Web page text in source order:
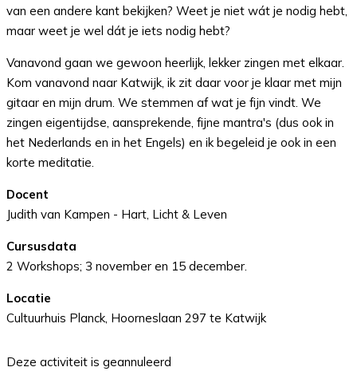
van een andere kant bekijken? Weet je niet wát je nodig hebt,
maar weet je wel dát je iets nodig hebt?
Vanavond gaan we gewoon heerlijk, lekker zingen met elkaar.
Kom vanavond naar Katwijk, ik zit daar voor je klaar met mijn
gitaar en mijn drum. We stemmen af wat je fijn vindt. We
zingen eigentijdse, aansprekende, fijne mantra's (dus ook in
het Nederlands en in het Engels) en ik begeleid je ook in een
korte meditatie.
Docent
Judith van Kampen - Hart, Licht & Leven
Cursusdata
2 Workshops; 3 november en 15 december.
Locatie
Cultuurhuis Planck, Hoorneslaan 297 te Katwijk
Deze activiteit is geannuleerd